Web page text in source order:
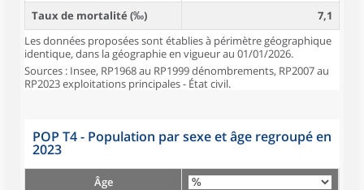
Taux de mortalité (‰)
7,1
Les données proposées sont établies à périmètre géographique
identique, dans la géographie en vigueur au 01/01/2026.
Sources : Insee, RP1968 au RP1999 dénombrements, RP2007 au
RP2023 exploitations principales - État civil.
POP T4 - Population par sexe et âge regroupé en
2023
Âge